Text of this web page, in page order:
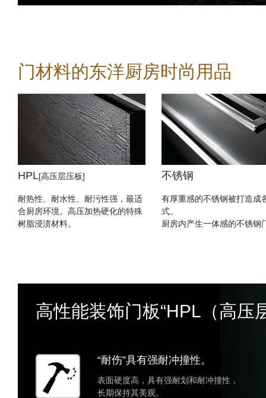
门材料的东洋厨房时尚用品
HPL[高压层压板]
耐热性、耐水性、耐污性强，最适
合厨房环境。高压加热硬化的特殊
树脂浸渍材料。
不锈钢
有厚重感的不锈钢被打造成
式。
厨房内产生一体感的不锈钢
高性能装饰门板“HPL（高压
“耐伤”具有强耐冲撞性。
表面硬度高，具有强耐划和耐冲撞性，
长期保持其美观。